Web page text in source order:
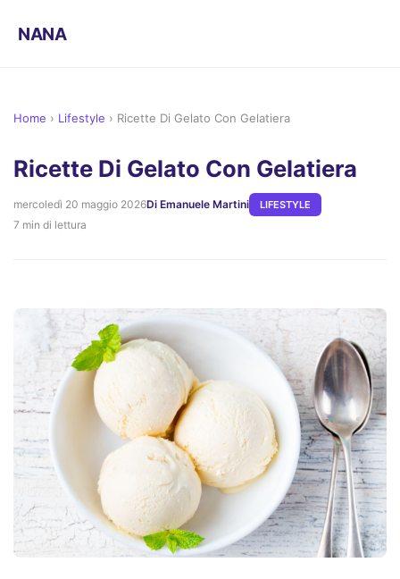
NANA
Home › Lifestyle › Ricette Di Gelato Con Gelatiera
Ricette Di Gelato Con Gelatiera
mercoledì 20 maggio 2026Di Emanuele Martini LIFESTYLE
7 min di lettura